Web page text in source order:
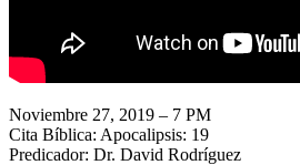
Noviembre 27, 2019 – 7 PM
Cita Bíblica: Apocalipsis: 19
Predicador: Dr. David Rodríguez